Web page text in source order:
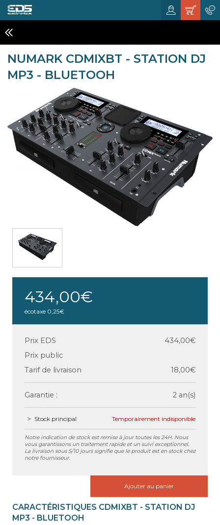
NUMARK CDMIXBT - STATION DJ
MP3 - BLUETOOH
434,00€
écotaxe 0,25€
Prix EDS
434,00€
Prix public
Tarif de livraison
18,00€
Garantie : 2 an(s)
Stock principal Temporairement indisponible
Notre indication de stock est remise à jour toutes les 24H. Nous
vous garantissons un traitement rapide et un suivi exceptionnel.
La livraison sous 5/10 jours signifie que le produit est en stock chez
notre fournisseur.
Ajouter au panier
CARACTÉRISTIQUES CDMIXBT - STATION DJ
MP3 - BLUETOOH